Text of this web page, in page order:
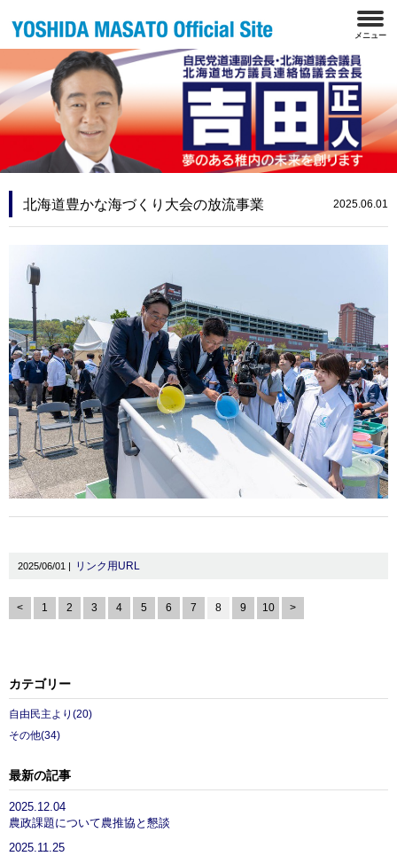
北海道豊かな海づくり大会の放流事業 2025.06.01
2025/06/01 | リンク用URL
< 1 2 3 4 5 6 7 8 9 10 >
カテゴリー
自由民主より(20)
その他(34)
最新の記事
2025.12.04
農政課題について農推協と懇談
2025.11.25